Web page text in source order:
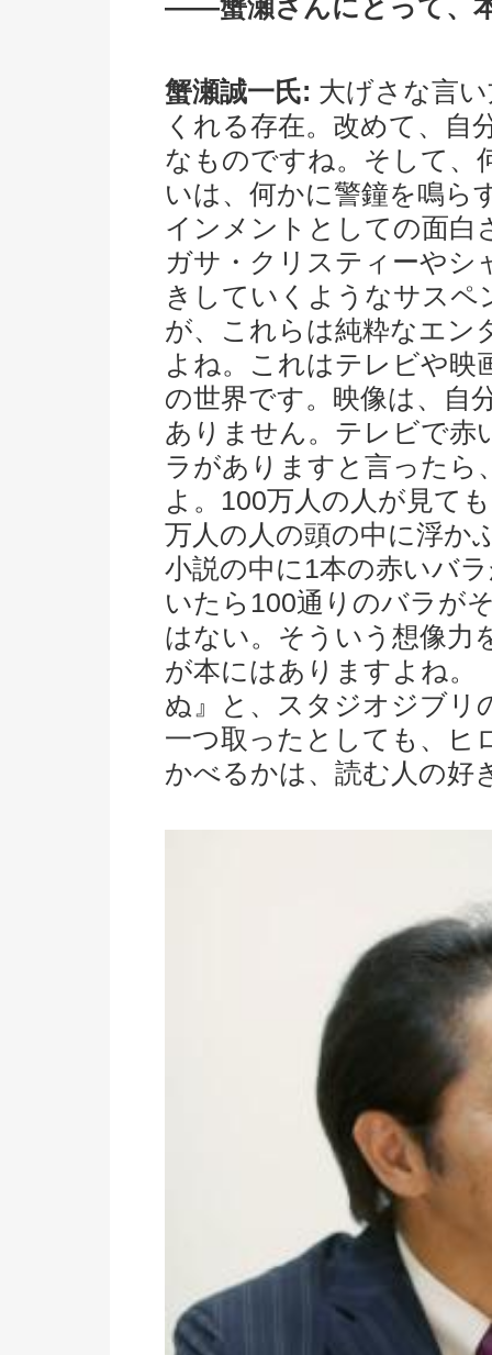
――蟹瀬さんにとって、
蟹瀬誠一氏: 大げさな言
くれる存在。改めて、自
なものですね。そして、
いは、何かに警鐘を鳴ら
インメントとしての面白
ガサ・クリスティーやシ
きしていくようなサス
が、これらは純粋なエン
よね。これはテレビや映
の世界です。映像は、自
ありません。テレビで赤
ラがありますと言ったら
よ。100万人の人が見て
万人の人の頭の中に浮か
小説の中に1本の赤いバ
いたら100通りのバラが
はない。そういう想像力
が本にはありますよね。
ぬ』と、スタジオジブリ
一つ取ったとしても、ヒ
かべるかは、読む人の好